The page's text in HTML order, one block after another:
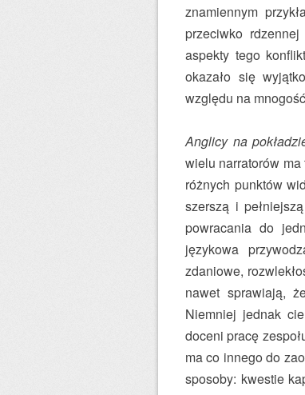
znamiennym
przeciwko
aspekty tego
okazało się
względu na
Anglicy na
wielu narratorów
różnych punktów
szerszą i
powracania do
językowa
zdaniowe,
nawet sprawiają,
Niemniej jednak
doceni pracę
ma co innego do
sposoby: kwestie